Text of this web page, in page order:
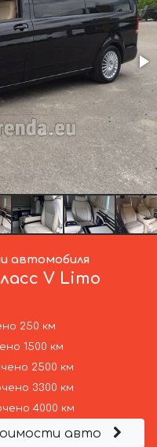
автомобиля
V Limo
250 км
1500 км
2500 км
3300 км
4000 км
авто